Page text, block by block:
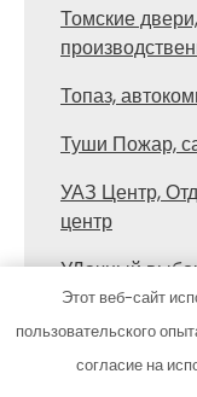
Томские
Топаз,
Туши Пожар,
УАЗ Центр,
центр
УДачный
Усадьба
Этот веб-сайт
пользовательского
согласие на